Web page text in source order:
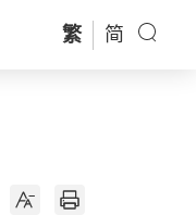
繁 简